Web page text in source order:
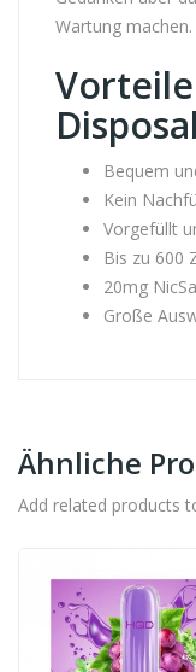
Wartung machen.
Bequem
Kein
Vorgefüllt
Bis zu 600
20mg
Große
Ähnliche
Add related products